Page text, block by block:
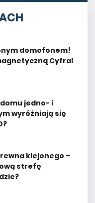
domofonem!
Cyfral
jedno- i
wyróżniają się
klejonego –
strefę